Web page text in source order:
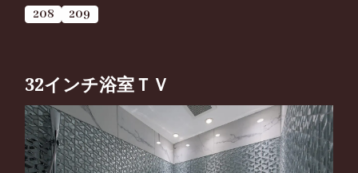
208 209
32インチ浴室ＴＶ